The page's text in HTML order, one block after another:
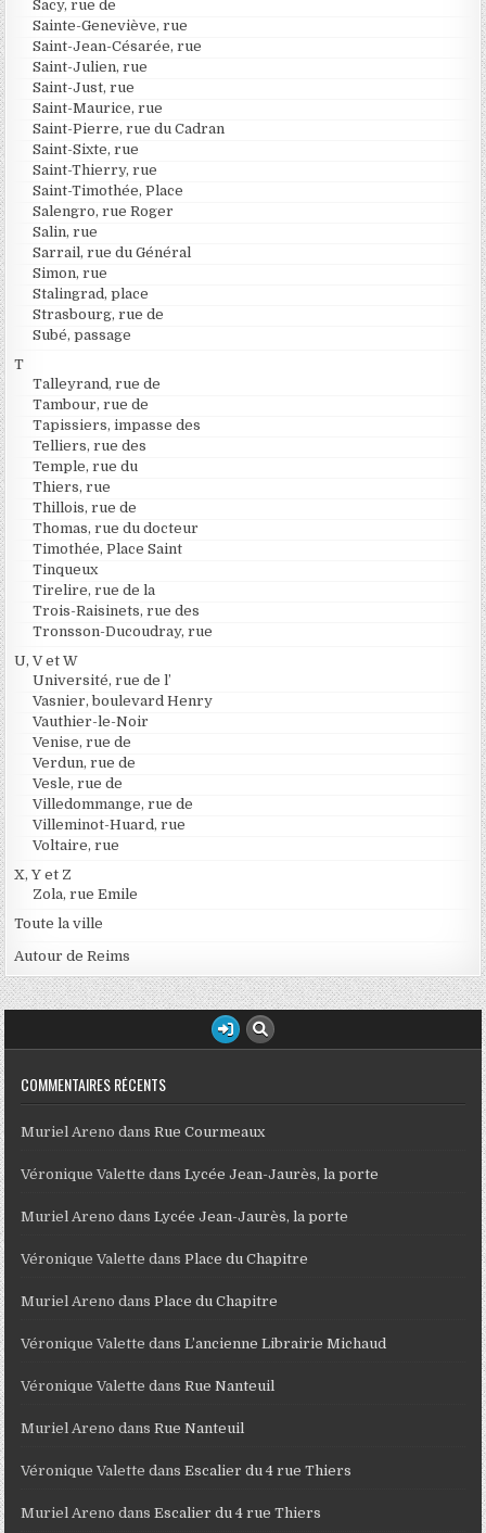
Sacy, rue de
Sainte-Geneviève, rue
Saint-Jean-Césarée, rue
Saint-Julien, rue
Saint-Just, rue
Saint-Maurice, rue
Saint-Pierre, rue du Cadran
Saint-Sixte, rue
Saint-Thierry, rue
Saint-Timothée, Place
Salengro, rue Roger
Salin, rue
Sarrail, rue du Général
Simon, rue
Stalingrad, place
Strasbourg, rue de
Subé, passage
T
Talleyrand, rue de
Tambour, rue de
Tapissiers, impasse des
Telliers, rue des
Temple, rue du
Thiers, rue
Thillois, rue de
Thomas, rue du docteur
Timothée, Place Saint
Tinqueux
Tirelire, rue de la
Trois-Raisinets, rue des
Tronsson-Ducoudray, rue
U, V et W
Université, rue de l’
Vasnier, boulevard Henry
Vauthier-le-Noir
Venise, rue de
Verdun, rue de
Vesle, rue de
Villedommange, rue de
Villeminot-Huard, rue
Voltaire, rue
X, Y et Z
Zola, rue Emile
Toute la ville
Autour de Reims
COMMENTAIRES RÉCENTS
Muriel Areno dansRue Courmeaux
Véronique Valette dansLycée Jean-Jaurès, la porte
Muriel Areno dansLycée Jean-Jaurès, la porte
Véronique Valette dansPlace du Chapitre
Muriel Areno dansPlace du Chapitre
Véronique Valette dansL’ancienne Librairie Michaud
Véronique Valette dansRue Nanteuil
Muriel Areno dansRue Nanteuil
Véronique Valette dansEscalier du 4 rue Thiers
Muriel Areno dansEscalier du 4 rue Thiers